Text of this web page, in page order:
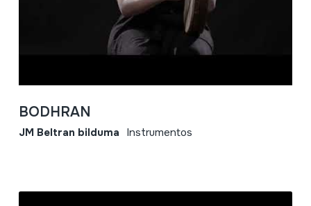
BODHRAN
JM Beltran bilduma Instrumentos